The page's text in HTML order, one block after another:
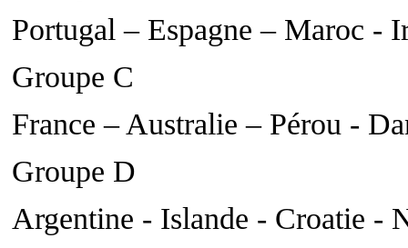
Portugal – Espagne – Maroc -
Groupe C
France – Australie – Pérou -
Groupe D
Argentine - Islande - Croatie -